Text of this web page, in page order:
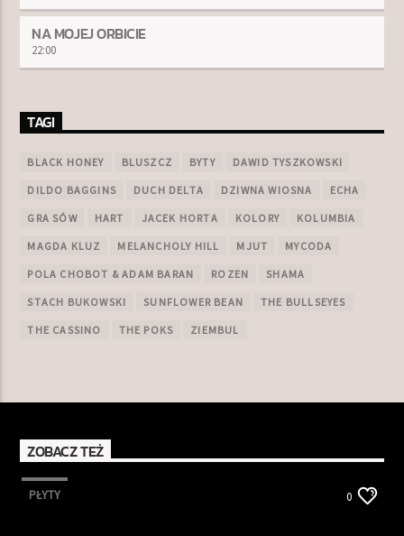
NA MOJEJ ORBICIE
22:00
TAGI
BLACK HONEY BLUSZCZ BYTY DAWID TYSZKOWSKI
DILDO BAGGINS DUCH DELTA DZIWNA WIOSNA ECHA
GRA SÓW HART JACEK HORTA KOLORY KOLUMBIA
MAGDA KLUZ MELANCHOLY HILL MJUT MYCODA
POLA CHOBOT & ADAM BARAN ROZEN SHAMA
STACH BUKOWSKI SUNFLOWER BEAN THE BULLSEYES
THE CASSINO THE POKS ZIEMBUL
ZOBACZ TEŻ
PŁYTY 0